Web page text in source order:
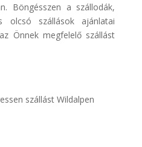
Böngésszen a szállodák,
olcsó szállások ajánlatai
Önnek megfelelő szállást
szállást Wildalpen